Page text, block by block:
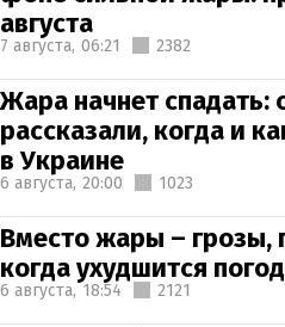
августа
7 августа, 06:21 2382
Жара начнет спадать:
рассказали, когда и
в Украине
6 августа, 20:00 1023
Вместо жары – грозы,
когда ухудшится
6 августа, 18:54 2121